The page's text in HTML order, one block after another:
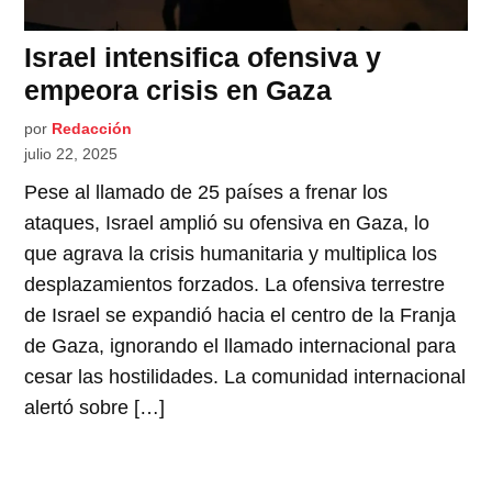
Israel intensifica ofensiva y
empeora crisis en Gaza
por Redacción
julio 22, 2025
Pese al llamado de 25 países a frenar los
ataques, Israel amplió su ofensiva en Gaza, lo
que agrava la crisis humanitaria y multiplica los
desplazamientos forzados. La ofensiva terrestre
de Israel se expandió hacia el centro de la Franja
de Gaza, ignorando el llamado internacional para
cesar las hostilidades. La comunidad internacional
alertó sobre […]